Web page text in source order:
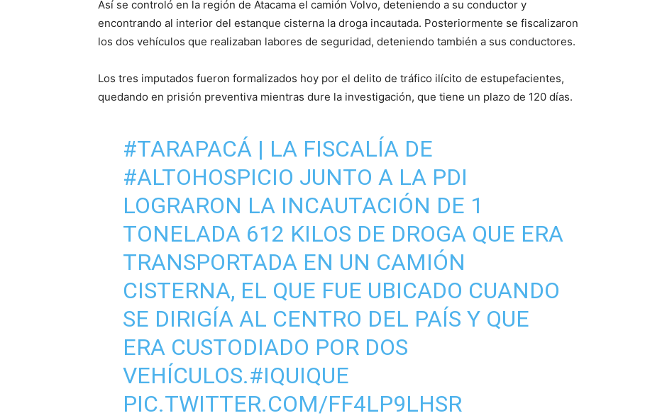
Así se controló en la región de Atacama el camión Volvo, deteniendo a su conductor y
encontrando al interior del estanque cisterna la droga incautada. Posteriormente se fiscalizaron
los dos vehículos que realizaban labores de seguridad, deteniendo también a sus conductores.
Los tres imputados fueron formalizados hoy por el delito de tráfico ilícito de estupefacientes,
quedando en prisión preventiva mientras dure la investigación, que tiene un plazo de 120 días.
#TARAPACÁ| LA FISCALÍA DE
#ALTOHOSPICIO JUNTO A LA PDI
LOGRARON LA INCAUTACIÓN DE 1
TONELADA 612 KILOS DE DROGA QUE ERA
TRANSPORTADA EN UN CAMIÓN
CISTERNA, EL QUE FUE UBICADO CUANDO
SE DIRIGÍA AL CENTRO DEL PAÍS Y QUE
ERA CUSTODIADO POR DOS
VEHÍCULOS.#IQUIQUE
PIC.TWITTER.COM/FF4LP9LHSR